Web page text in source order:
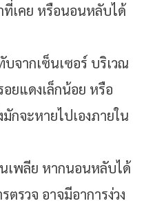
เคย หรือนอนหลับได้
จากเซ็นเซอร์ บริเวณ
ยแดงเล็กน้อย หรือ
กจะหายไปเองภายใน
เพลีย หากนอนหลับได้
รวจ อาจมีอาการง่วง